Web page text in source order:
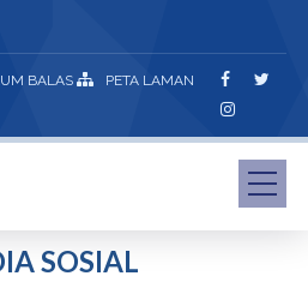
BALAS
PETA LAMAN
SOSIAL